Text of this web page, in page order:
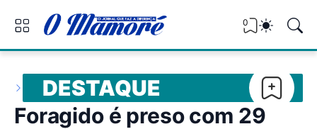
0
DESTAQUE
Foragido é preso com 29